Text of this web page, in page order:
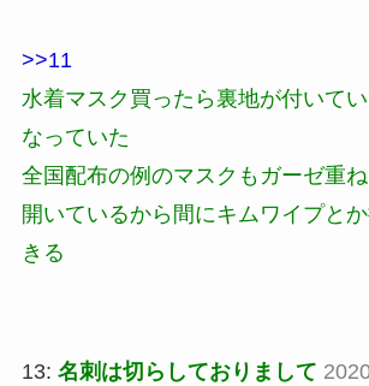
>>11
水着マスク買ったら裏地が付いて
なっていた
全国配布の例のマスクもガーゼ重
開いているから間にキムワイプと
きる
13: 名刺は切らしておりまして